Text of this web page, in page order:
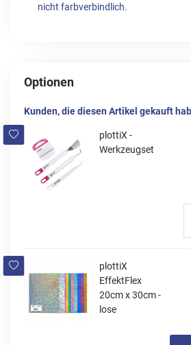
nicht farbverbindlich.
Optionen
Kunden, die diesen Artikel gekauft
plottiX -
Werkzeugset
plottiX
EffektFlex
20cm x 30cm -
lose